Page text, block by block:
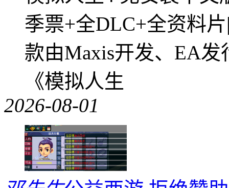
季票+全DLC+全资料
款由Maxis开发、EA
《模拟人生
2026-08-01